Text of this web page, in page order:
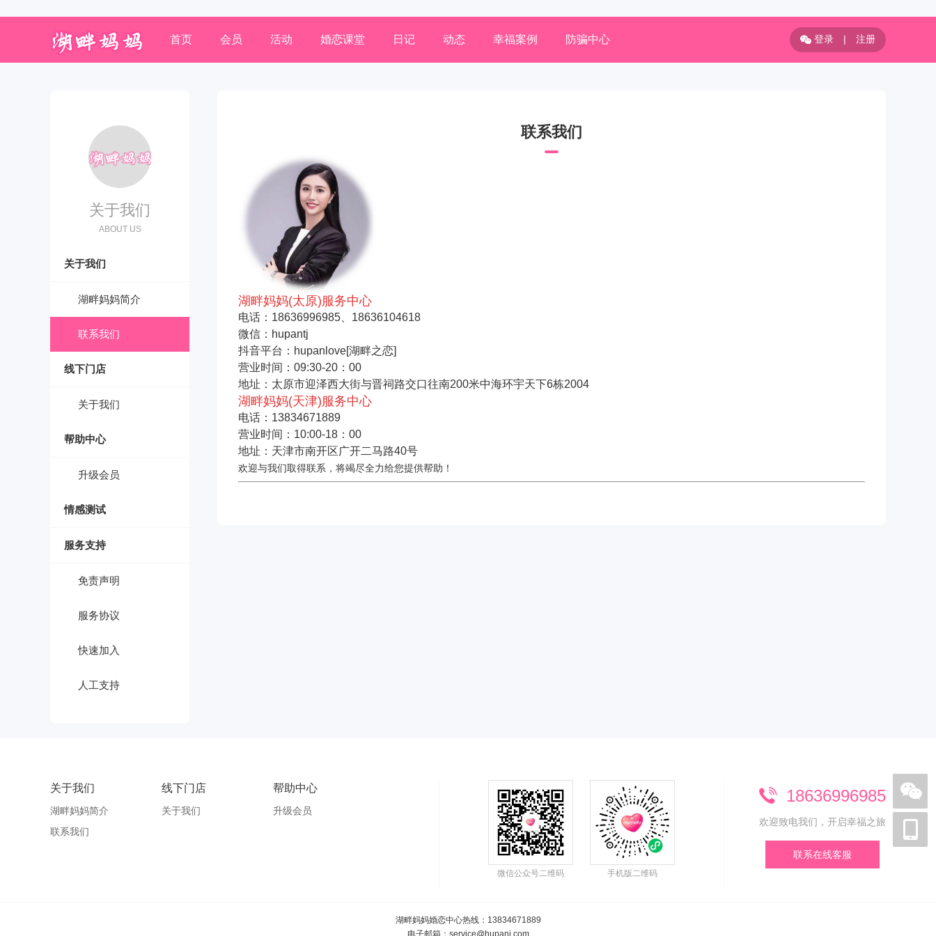
首页 会员 活动 婚恋课堂 日记 动态 幸福案例 防骗中心 登录 | 注册
关于我们
ABOUT US
关于我们
湖畔妈妈简介
联系我们
线下门店
关于我们
帮助中心
升级会员
情感测试
服务支持
免责声明
服务协议
快速加入
人工支持
联系我们
湖畔妈妈(太原)服务中心
电话： 18636996985 、18636104618
微信：hupantj
抖音平台：hupanlove[湖畔之恋]
营业时间：09:30-20：00
地址：太原市迎泽西大街与晋祠路交口往南200米中海环宇天下6栋2004
湖畔妈妈(天津)服务中心
电话： 13834671889
营业时间：10:00-18：00
地址：天津市南开区广开二马路40号
欢迎与我们取得联系，将竭尽全力给您提供帮助！
关于我们
湖畔妈妈简介
联系我们
线下门店
关于我们
帮助中心
升级会员
18636996985
欢迎致电我们，开启幸福之旅
联系在线客服
微信公众号二维码 手机版二维码
湖畔妈妈婚恋中心热线：13834671889
电子邮箱：service@hupani.com